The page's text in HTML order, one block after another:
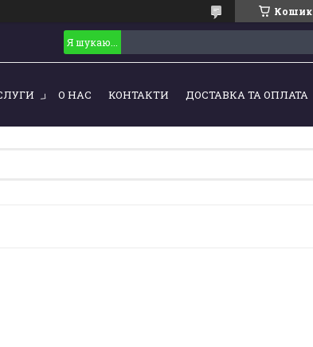
Кошик
О НАС КОНТАКТИ ДОСТАВКА ТА ОПЛАТА